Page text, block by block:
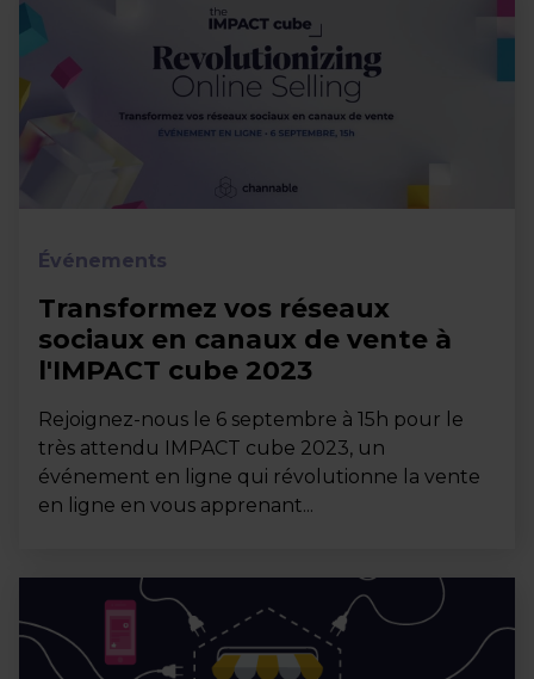
Événements
Transformez vos réseaux
sociaux en canaux de vente à
l'IMPACT cube 2023
Rejoignez-nous le 6 septembre à 15h pour le
très attendu IMPACT cube 2023, un
événement en ligne qui révolutionne la vente
en ligne en vous apprenant...